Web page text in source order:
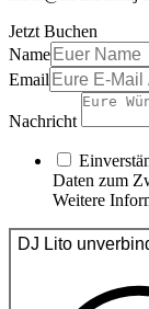
Jetzt Buchen
Name
Email
Nachricht
Daten zum
Weitere
DJ Lito